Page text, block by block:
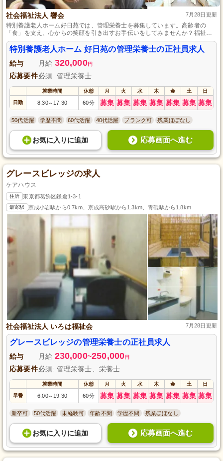
社会福祉法人 響会 7月28日更新
特別養護老人ホーム好日苑では、管理栄養士を募集しています。高齢者の
「食」を支え、心からの笑顔を引き出すお手伝いをしてみませんか？福祉施
設や病院、給食会社での経験を活かし、専門知識を深める教育や研修も充
実。心温まる職場環境で、一緒に成長しましょう。このチャンスを活かし
て、あなたのキャリアを前進させませんか？
特別養護老人ホーム 好日苑の管理栄養士の正社員求人
給与 月給 320,000円
応募要件必須: 管理栄養士
就業時間 休憩 月 火 水 木 金 土 日
日勤 8:30～ 17:30 60分 募集 募集 募集 募集 募集 募集 募集
50代活躍 学歴不問 60代活躍 40代活躍 ブランク可 残業ほぼなし
お気に入り に追加 応募画面へ進む
グレースビレッジの求人
ケアハウス
住所 東京都葛飾区鎌倉1-3-1
最寄駅 京成小岩駅から0.7km、京成高砂駅から1.3km、青砥駅から1.8km
社会福祉法人 いろは福祉会 7月28日更新
グレースビレッジの管理栄養士の正社員求人
給与 月給 230,000~250,000円
応募要件必須: 管理栄養士、栄養士
就業時間 休憩 月 火 水 木 金 土 日
早番 6:00～ 19:30 60分 募集 募集 募集 募集 募集 募集 募集
新卒可 50代活躍 未経験可 年齢不問 学歴不問 残業ほぼなし
お気に入り に追加 応募画面へ進む